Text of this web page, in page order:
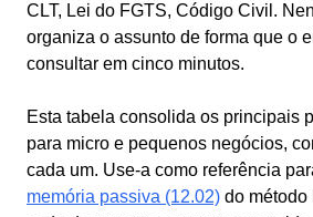
CLT, Lei do FGTS, Código Civil.
organiza o assunto de forma que o
consultar em cinco minutos.
Esta tabela consolida os principais
para micro e pequenos negócios,
cada um. Use-a como referência
memória passiva (12.02) do método